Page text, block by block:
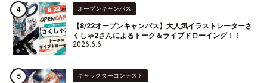
オープンキャンパス
【8/22オープンキャンパス】大人気イラストレーターさ
くしゃ2さんによるトーク＆ライブドローイング！！
2026.6.6
キャラクターコンテスト